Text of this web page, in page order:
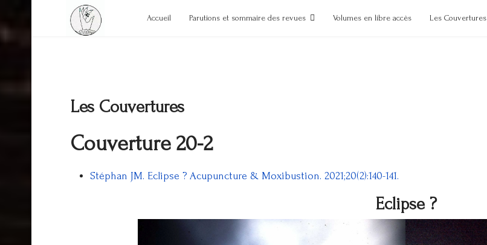
Accueil Parutions et sommaire des revues Volumes en libre accès Les Couvertures
Les Couvertures
Couverture 20-2
Stéphan JM. Eclipse ? Acupuncture & Moxibustion. 2021;20(2):140-141.
Eclipse ?